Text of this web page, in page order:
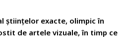
Cl
a
d ă
științelor exacte, olimpic în
de artele vizuale, în timp ce